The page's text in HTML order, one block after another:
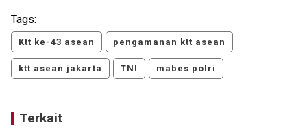
Tags:
Ktt ke-43 asean pengamanan ktt asean
ktt asean jakarta TNI mabes polri
Terkait